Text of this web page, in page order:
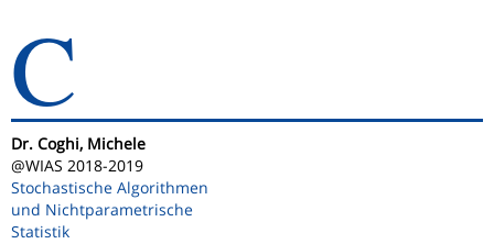
C
Dr. Coghi, Michele
@WIAS 2018-2019
Stochastische Algorithmen
und Nichtparametrische
Statistik